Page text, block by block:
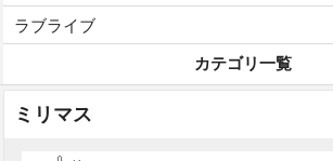
ラブライブ
カテゴリ一覧
ミリマス